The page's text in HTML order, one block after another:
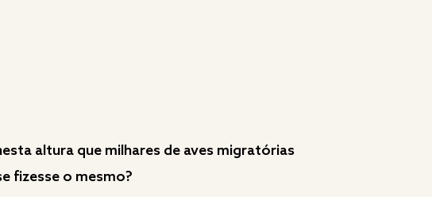
altura que milhares de aves migratórias
fizesse o mesmo?